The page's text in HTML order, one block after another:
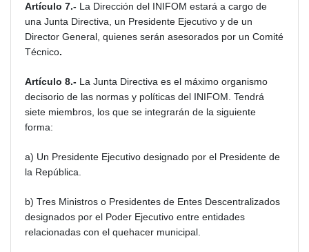
Artículo 7.- La Dirección del INIFOM estará a cargo de
una Junta Directiva, un Presidente Ejecutivo y de un
Director General, quienes serán asesorados por un Comité
Técnico.
Artículo 8.- La Junta Directiva es el máximo organismo
decisorio de las normas y políticas del INIFOM. Tendrá
siete miembros, los que se integrarán de la siguiente
forma:
a) Un Presidente Ejecutivo designado por el Presidente de
la República.
b) Tres Ministros o Presidentes de Entes Descentralizados
designados por el Poder Ejecutivo entre entidades
relacionadas con el quehacer municipal.